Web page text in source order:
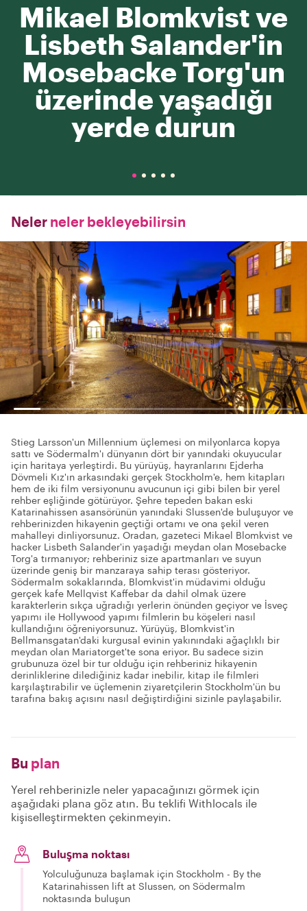
Mikael Blomkvist ve
Lisbeth Salander'in
Mosebacke Torg'un
üzerinde yaşadığı
yerde durun
Neler neler bekleyebilirsin
Stieg Larsson'un Millennium üçlemesi on milyonlarca kopya
sattı ve Södermalm'ı dünyanın dört bir yanındaki okuyucular
için haritaya yerleştirdi. Bu yürüyüş, hayranlarını Ejderha
Dövmeli Kız'ın arkasındaki gerçek Stockholm'e, hem kitapları
hem de iki film versiyonunu avucunun içi gibi bilen bir yerel
rehber eşliğinde götürüyor. Şehre tepeden bakan eski
Katarinahissen asansörünün yanındaki Slussen'de buluşuyor ve
rehberinizden hikayenin geçtiği ortamı ve ona şekil veren
mahalleyi dinliyorsunuz. Oradan, gazeteci Mikael Blomkvist ve
hacker Lisbeth Salander'in yaşadığı meydan olan Mosebacke
Torg'a tırmanıyor; rehberiniz size apartmanları ve suyun
üzerinde geniş bir manzaraya sahip terası gösteriyor.
Södermalm sokaklarında, Blomkvist'in müdavimi olduğu
gerçek kafe Mellqvist Kaffebar da dahil olmak üzere
karakterlerin sıkça uğradığı yerlerin önünden geçiyor ve İsveç
yapımı ile Hollywood yapımı filmlerin bu köşeleri nasıl
kullandığını öğreniyorsunuz. Yürüyüş, Blomkvist'in
Bellmansgatan'daki kurgusal evinin yakınındaki ağaçlıklı bir
meydan olan Mariatorget'te sona eriyor. Bu sadece sizin
grubunuza özel bir tur olduğu için rehberiniz hikayenin
derinliklerine dilediğiniz kadar inebilir, kitap ile filmleri
karşılaştırabilir ve üçlemenin ziyaretçilerin Stockholm'ün bu
tarafına bakış açısını nasıl değiştirdiğini sizinle paylaşabilir.
Bu plan
Yerel rehberinizle neler yapacağınızı görmek için
aşağıdaki plana göz atın. Bu teklifi Withlocals ile
kişiselleştirmekten çekinmeyin.
Buluşma noktası
Yolculuğunuza başlamak için Stockholm - By the
Katarinahissen lift at Slussen, on Södermalm
noktasında buluşun